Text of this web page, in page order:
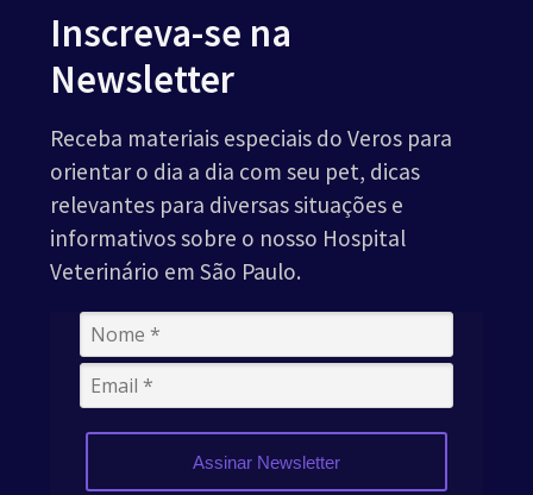
Inscreva-se na
Newsletter
Receba materiais especiais do Veros para
orientar o dia a dia com seu pet, dicas
relevantes para diversas situações e
informativos sobre o nosso Hospital
Veterinário em São Paulo.
Assinar Newsletter